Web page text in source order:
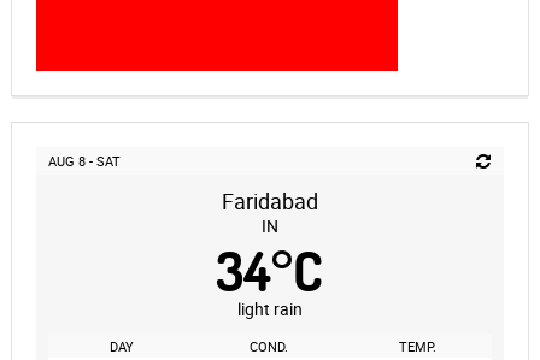
AUG 8 - SAT
Faridabad
IN
34°C
light rain
DAY COND. TEMP.